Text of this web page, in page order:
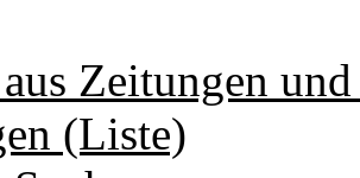
Zeitungen
(Liste)